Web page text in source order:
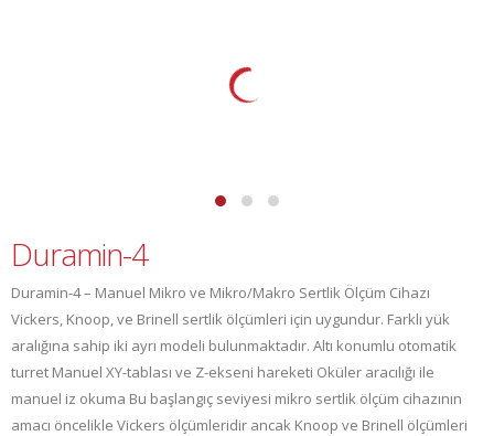
Duramin-4
Duramin-4 – Manuel Mikro ve Mikro/Makro Sertlik Ölçüm Cihazı
Vickers, Knoop, ve Brinell sertlik ölçümleri için uygundur. Farklı yük
aralığına sahip iki ayrı modeli bulunmaktadır. Altı konumlu otomatik
turret Manuel XY-tablası ve Z-ekseni hareketi Oküler aracılığı ile
manuel iz okuma Bu başlangıç seviyesi mikro sertlik ölçüm cihazının
amacı öncelikle Vickers ölçümleridir ancak Knoop ve Brinell ölçümleri